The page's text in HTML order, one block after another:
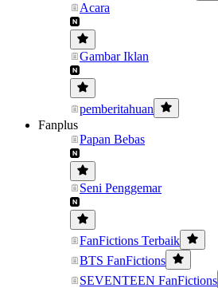
Acara
Gambar Iklan
pemberitahuan
Fanplus
Papan Bebas
Seni Penggemar
FanFictions Terbaik
BTS FanFictions
SEVENTEEN FanFictions